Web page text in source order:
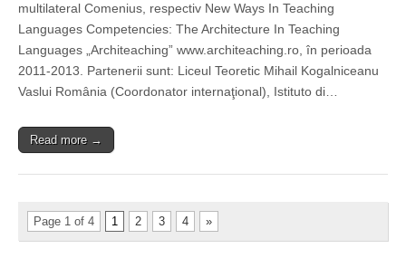
multilateral Comenius, respectiv New Ways In Teaching
Languages Competencies: The Architecture In Teaching
Languages „Architeaching” www.architeaching.ro, în perioada
2011-2013. Partenerii sunt: Liceul Teoretic Mihail Kogalniceanu
Vaslui România (Coordonator internaţional), Istituto di…
Read more →
Page 1 of 4 1 2 3 4 »